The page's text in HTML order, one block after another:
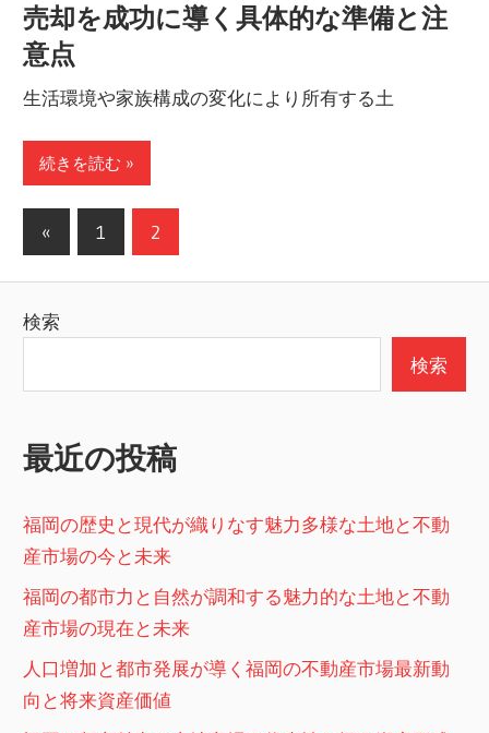
売却を成功に導く具体的な準備と注
意点
生活環境や家族構成の変化により所有する土
続きを読む
投
の
ー
ジ
送
り
«
の
事
1 2
検索
検索
最近の投稿
福岡の歴史と現代が織りなす魅力多様な土地と不動
産市場の今と未来
福岡の都市力と自然が調和する魅力的な土地と不動
産市場の現在と未来
人口増加と都市発展が導く福岡の不動産市場最新動
向と将来資産価値